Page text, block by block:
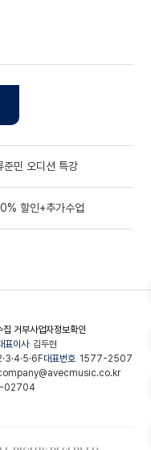
민 오디션 특강
할인+추가수업
집 거부사업자정보확인
표이사 김두현
대표번호 1577-2507
02704